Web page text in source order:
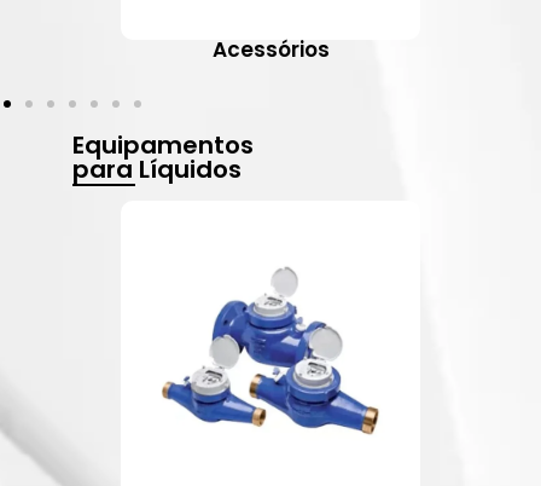
Acessórios
Equipamentos
para Líquidos